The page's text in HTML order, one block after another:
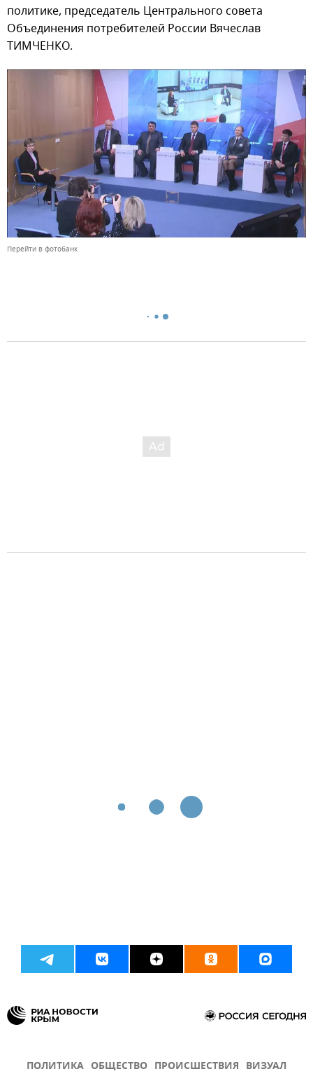
политике, председатель Центрального совета
Объединения потребителей России Вячеслав
ТИМЧЕНКО.
Перейти в фотобанк
ПОЛИТИКА ОБЩЕСТВО ПРОИСШЕСТВИЯ ВИЗУАЛ